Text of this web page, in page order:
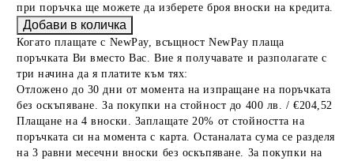
при поръчка ще можете да изберете броя вноски на кредита.
Когато плащате с NewPay, всъщност NewPay плаща
поръчката Ви вместо Вас. Вие я получавате и разполагате с
три начина да я платите към тях:
Отложено до 30 дни от момента на изпращане на поръчката
без оскъпяване. За покупки на стойност до 400 лв. / €204,52
Плащане на 4 вноски. Заплащате 20% от стойността на
поръчката си на момента с карта. Останалата сума се разделя
на 3 равни месечни вноски без оскъпяване. За покупки на